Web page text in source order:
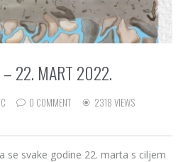
– 22. MART 2022.
0 COMMENT
2318 VIEWS
se svake godine 22. marta s ciljem